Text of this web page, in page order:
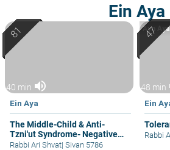
Ein Aya
40 min volume_up
Ein Aya
The Middle-Child & Anti-
Tzni'ut Syndrome- Negative
Attention
Rabbi Ari Shvat| Sivan 5786
48 min
Ein
Ayn
Rabbi